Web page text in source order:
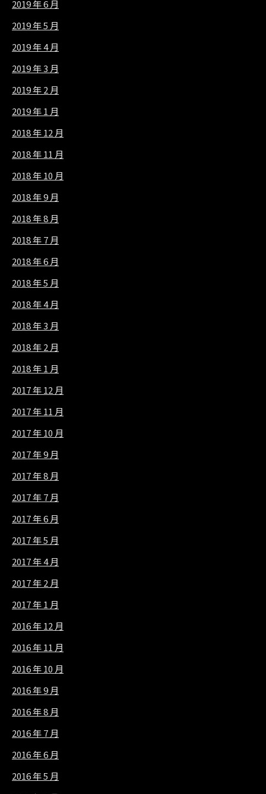
2019 年 6 月
2019 年 5 月
2019 年 4 月
2019 年 3 月
2019 年 2 月
2019 年 1 月
2018 年 12 月
2018 年 11 月
2018 年 10 月
2018 年 9 月
2018 年 8 月
2018 年 7 月
2018 年 6 月
2018 年 5 月
2018 年 4 月
2018 年 3 月
2018 年 2 月
2018 年 1 月
2017 年 12 月
2017 年 11 月
2017 年 10 月
2017 年 9 月
2017 年 8 月
2017 年 7 月
2017 年 6 月
2017 年 5 月
2017 年 4 月
2017 年 2 月
2017 年 1 月
2016 年 12 月
2016 年 11 月
2016 年 10 月
2016 年 9 月
2016 年 8 月
2016 年 7 月
2016 年 6 月
2016 年 5 月